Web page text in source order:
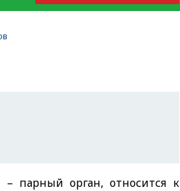
– парный орган, относится к